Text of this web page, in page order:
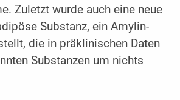
Zuletzt wurde auch eine neue
Substanz, ein Amylin-
die in präklinischen Daten
Substanzen um nichts